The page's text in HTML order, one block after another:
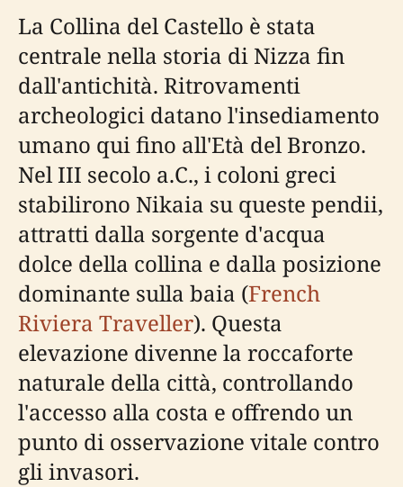
La Collina del Castello è stata
centrale nella storia di Nizza fin
dall'antichità. Ritrovamenti
archeologici datano l'insediamento
umano qui fino all'Età del Bronzo.
Nel III secolo a.C., i coloni greci
stabilirono Nikaia su queste pendii,
attratti dalla sorgente d'acqua
dolce della collina e dalla posizione
dominante sulla baia (French
Riviera Traveller). Questa
elevazione divenne la roccaforte
naturale della città, controllando
l'accesso alla costa e offrendo un
punto di osservazione vitale contro
gli invasori.